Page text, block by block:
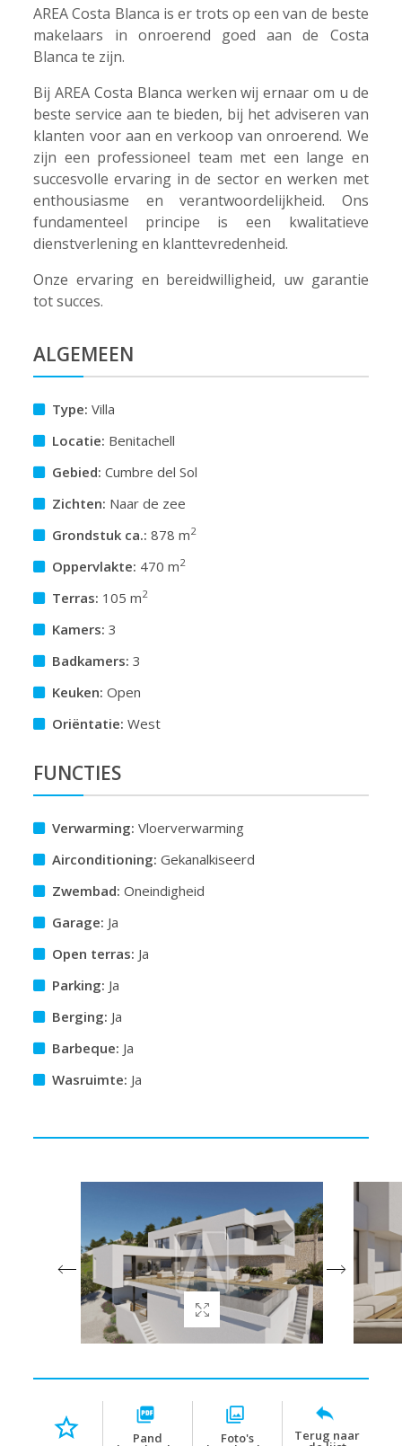
AREA Costa Blanca is er trots op een van de beste
makelaars in onroerend goed aan de Costa
Blanca te zijn.
Bij AREA Costa Blanca werken wij ernaar om u de
beste service aan te bieden, bij het adviseren van
klanten voor aan en verkoop van onroerend. We
zijn een professioneel team met een lange en
succesvolle ervaring in de sector en werken met
enthousiasme en verantwoordelijkheid. Ons
fundamenteel principe is een kwalitatieve
dienstverlening en klanttevredenheid.
Onze ervaring en bereidwilligheid, uw garantie
tot succes.
ALGEMEEN
Type: Villa
Locatie: Benitachell
Gebied: Cumbre del Sol
Zichten: Naar de zee
Grondstuk ca.: 878 m2
Oppervlakte: 470 m2
Terras: 105 m2
Kamers: 3
Badkamers: 3
Keuken: Open
Oriëntatie: West
FUNCTIES
Verwarming: Vloerverwarming
Airconditioning: Gekanalkiseerd
Zwembad: Oneindigheid
Garage: Ja
Open terras: Ja
Parking: Ja
Berging: Ja
Barbeque: Ja
Wasruimte: Ja
Pand Foto's Terug naar